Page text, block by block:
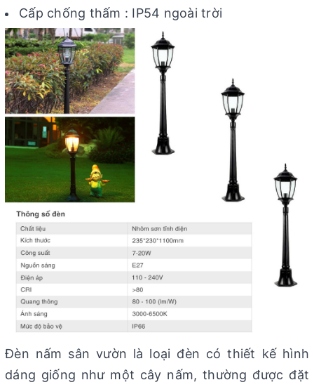
Cấp chống thấm : IP54 ngoài trời
Đèn nấm sân vườn là loại đèn có thiết kế hình
dáng giống như một cây nấm, thường được đặt